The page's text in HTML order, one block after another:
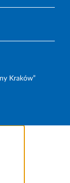
Kraków”